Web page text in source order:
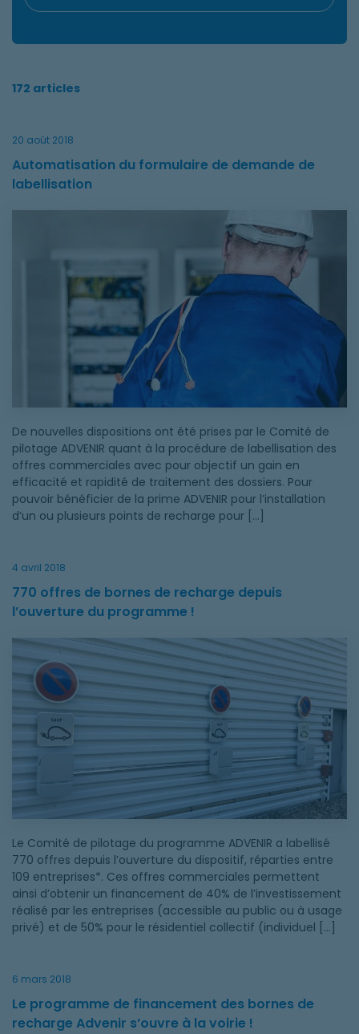
172 articles
20 août 2018
Automatisation du formulaire de demande de
labellisation
De nouvelles dispositions ont été prises par le Comité de
pilotage ADVENIR quant à la procédure de labellisation des
offres commerciales avec pour objectif un gain en
efficacité et rapidité de traitement des dossiers. Pour
pouvoir bénéficier de la prime ADVENIR pour l’installation
d’un ou plusieurs points de recharge pour […]
4 avril 2018
770 offres de bornes de recharge depuis
l’ouverture du programme !
770 offres de bornes de recharge depuis l’ouverture du
Le Comité de pilotage du programme ADVENIR a labellisé
770 offres depuis l’ouverture du dispositif, réparties entre
109 entreprises*. Ces offres commerciales permettent
ainsi d’obtenir un financement de 40% de l’investissement
réalisé par les entreprises (accessible au public ou à usage
privé) et de 50% pour le résidentiel collectif (individuel […]
6 mars 2018
Le programme de financement des bornes de
recharge Advenir s’ouvre à la voirie !